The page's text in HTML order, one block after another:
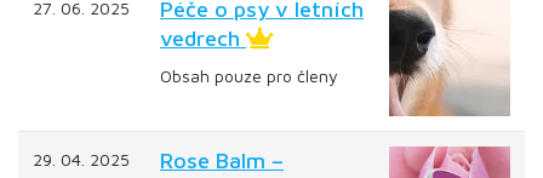
27. 06. 2025
Péče o psy v letních
vedrech
Obsah pouze pro členy
29. 04. 2025
Rose Balm –